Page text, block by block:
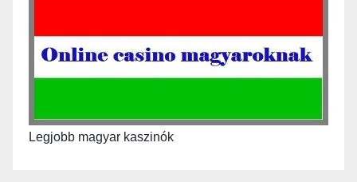
Legjobb magyar kaszinók